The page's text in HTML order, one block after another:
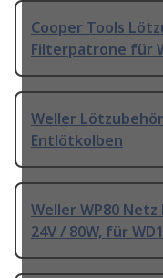
Cooper Tools
Filterpatrone für
Weller
Entlötkolben
Weller WP80
24V / 80W, für